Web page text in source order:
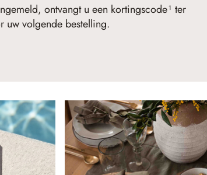
ontvangt u een kortingscode¹ ter
uw volgende bestelling.